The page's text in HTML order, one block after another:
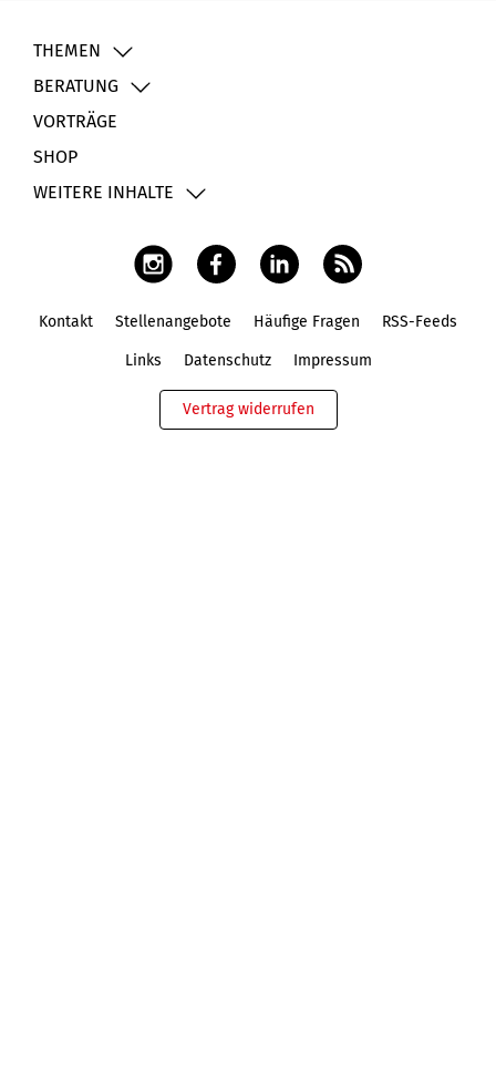
THEMEN
BERATUNG
VORTRÄGE
SHOP
WEITERE INHALTE
Kontakt Stellenangebote Häufige Fragen RSS-Feeds
Links Datenschutz Impressum
Vertrag widerrufen